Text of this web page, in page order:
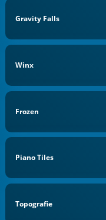
Gravity Falls
Winx
Frozen
Piano Tiles
Topografie